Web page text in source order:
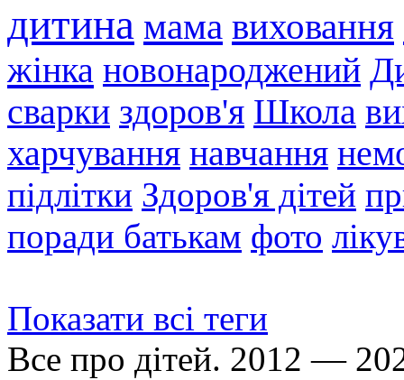
дитина мама виховання
жінка новонароджений
сварки здоров'я Школа
харчування навчання
підлітки Здоров'я дітей
поради батькам фото
Показати всі теги
Все про дітей. 2012 —